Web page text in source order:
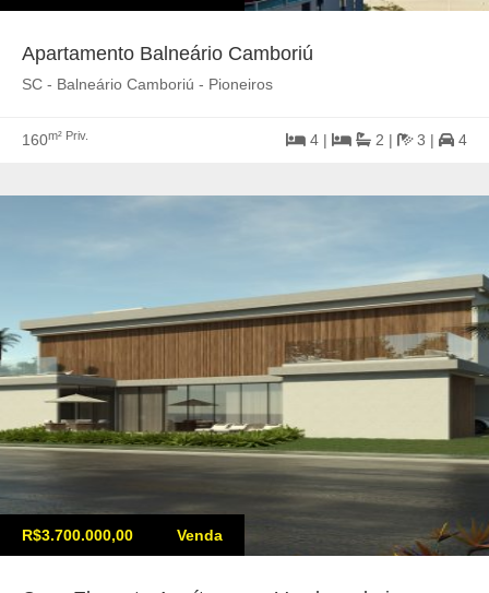
Apartamento Balneário Camboriú
SC - Balneário Camboriú - Pioneiros
160m² Priv. 4 | 2 | 3 | 4
R$3.700.000,00 Venda